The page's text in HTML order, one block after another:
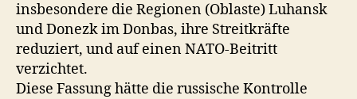
insbesondere die Regionen (Oblaste) Luhansk
und Donezk im Donbas, ihre Streitkräfte
reduziert, und auf einen NATO-Beitritt
verzichtet.
Diese Fassung hätte die russische Kontrolle